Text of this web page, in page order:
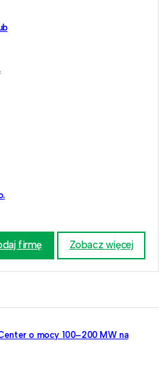
firmę Zobacz więcej
o mocy 100–200 MW na